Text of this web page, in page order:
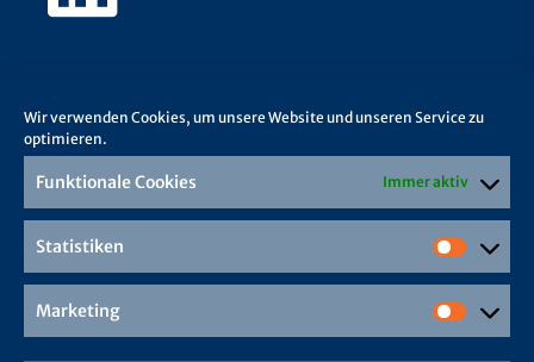
Wir verwenden Cookies, um unsere Website und unseren Service zu
optimieren.
Funktionale Cookies Immer aktiv
Statistiken
Marketing